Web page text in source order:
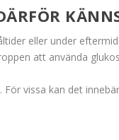
eller under
att använda
vissa kan det